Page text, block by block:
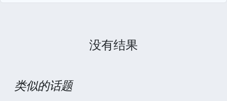
没有结果
类似的话题